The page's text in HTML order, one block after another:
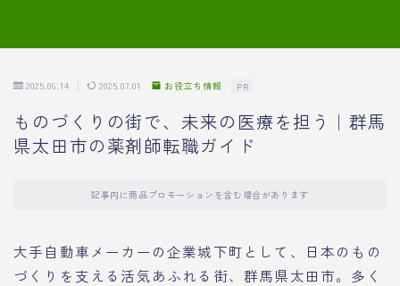
2025.06.14 2025.07.01 お役立ち情報 PR
ものづくりの街で、未来の医療を担う｜群馬
県太田市の薬剤師転職ガイド
記事内に商品プロモーションを含む場合があります
大手自動車メーカーの企業城下町として、日本のもの
づくりを支える活気あふれる街、群馬県太田市。多く